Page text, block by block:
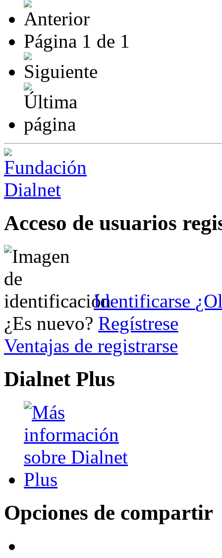
Página 1 de 1
Acceso de usuarios
Identificarse
¿Es nuevo? Regístrese
Ventajas de registrarse
Dialnet Plus
Opciones de compartir